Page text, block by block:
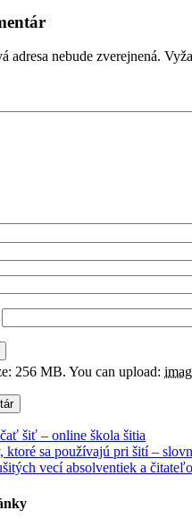
adresa nebude zverejnená.
256 MB. You can upload:
šiť – online škola šitia
ktoré sa používajú pri šití –
vecí absolventiek a